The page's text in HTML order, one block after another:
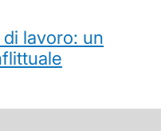
lavoro: un